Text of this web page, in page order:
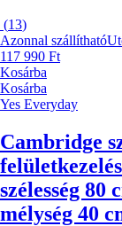
(13)
Azonnal szállítható
117 990 Ft
Kosárba
Kosárba
Yes Everyday
Cambridge
szélesség 80
mélység 40